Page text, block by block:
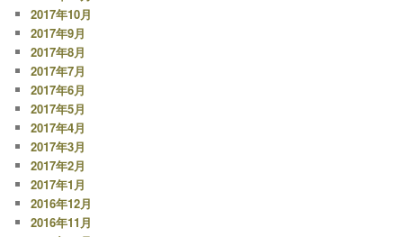
2017年10月
2017年9月
2017年8月
2017年7月
2017年6月
2017年5月
2017年4月
2017年3月
2017年2月
2017年1月
2016年12月
2016年11月